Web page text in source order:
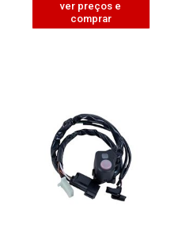
ver preços e
comprar